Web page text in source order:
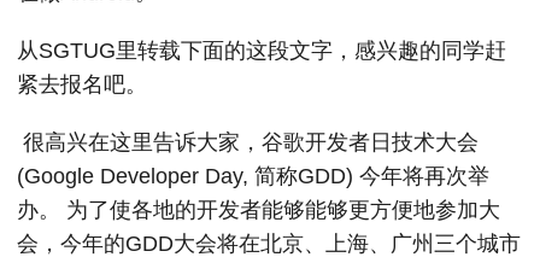
从SGTUG里转载下面的这段文字，感兴趣的同学赶
紧去报名吧。
很高兴在这里告诉大家，谷歌开发者日技术大会
(Google Developer Day, 简称GDD) 今年将再次举
办。 为了使各地的开发者能够能够更方便地参加大
会，今年的GDD大会将在北京、上海、广州三个城市